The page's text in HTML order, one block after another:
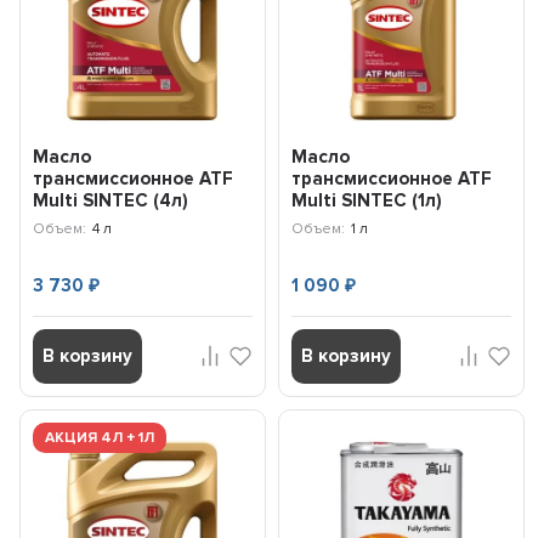
Масло
трансмиссионное ATF
Multi SINTEC (4л)
324710
Объем: 4 л
3 730₽
В корзину
Масло
трансмиссионное ATF
Multi SINTEC (1л)
324707
Объем: 1 л
1 090 ₽
В корзину
АКЦИЯ 4Л + 1Л